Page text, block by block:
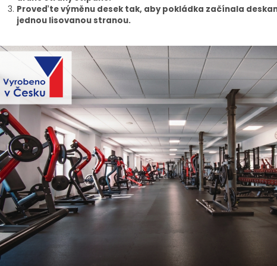
Proveďte výměnu desek tak, aby pokládka začínala
jednou lisovanou stranou.